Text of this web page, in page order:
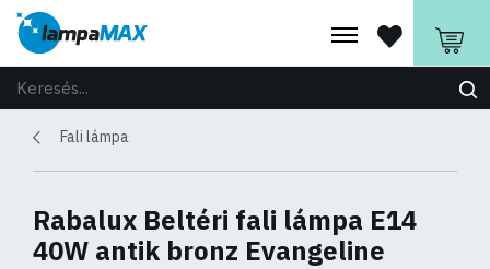
Fali lámpa
Rabalux Beltéri fali lámpa E14
40W antik bronz Evangeline